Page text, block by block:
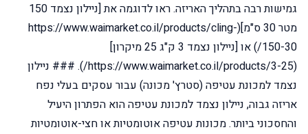
גמישות רבה בתהליך האריזה. ראו לדוגמה את [ניילון נצמד 150
מטר 30 ס"מ](https://www.waimarket.co.il/products/cling-
150-30/) או [ניילון נצמד 3 ק"ג 25 מיקרון]
(https://www.waimarket.co.il/products/3-25/). ### ניילון
נצמד למכונת עטיפה (סטרץ' מכונה) עבור עסקים בעלי נפח
אריזה גבוה, ניילון נצמד למכונת עטיפה הוא הפתרון היעיל
והחסכוני ביותר. מכונות עטיפה אוטומטיות או חצי-אוטומטיות